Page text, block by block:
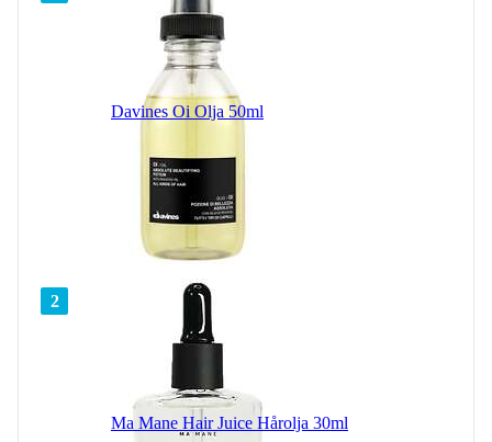
Davines Oi Olja 50ml
2
Ma Mane Hair Juice Hårolja 30ml